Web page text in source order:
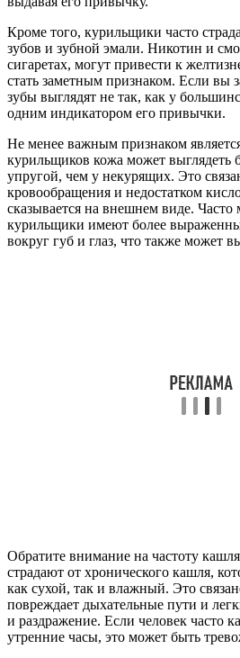
Кроме того, курильщики часто
зубов и зубной эмали. Никотин и
сигаретах, могут привести к
стать заметным признаком. Если вы
зубы выглядят не так, как у
одним индикатором его привычки.
Не менее важным признаком
курильщиков кожа может выглядеть
упругой, чем у некурящих. Это
кровообращения и недостатком
сказывается на внешнем виде. Часто
курильщики имеют более
вокруг губ и глаз, что также может
Обратите внимание на частоту
страдают от хронического кашля,
как сухой, так и влажный. Это
повреждает дыхательные пути и
и раздражение. Если человек часто
утренние часы, это может быть